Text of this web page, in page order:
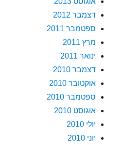
דצמבר 2012
ספטמבר 2011
מרץ 2011
ינואר 2011
דצמבר 2010
אוקטובר 2010
ספטמבר 2010
אוגוסט 2010
יולי 2010
יוני 2010